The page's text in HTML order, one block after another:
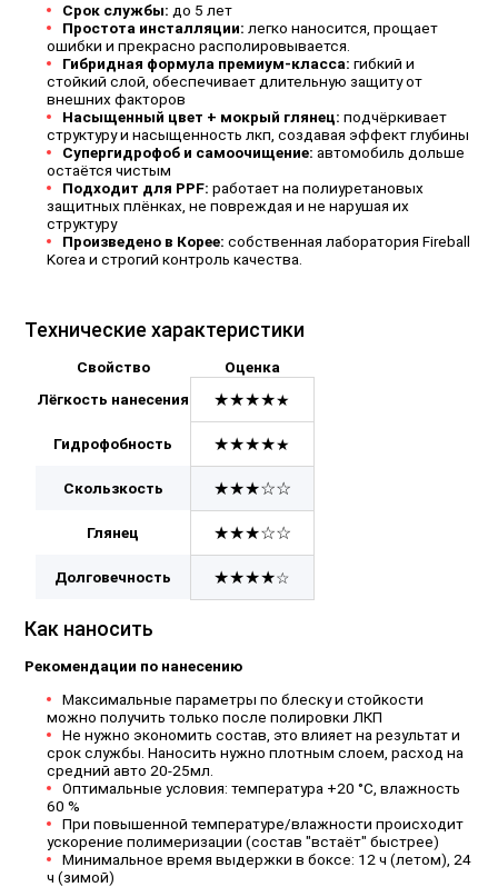
Срок службы: до 5 лет
Простота инсталляции: легко наносится, прощает
ошибки и прекрасно располировывается.
Гибридная формула премиум-класса:гибкий и
стойкий слой, обеспечивает длительную защиту от
внешних факторов
Насыщенный цвет + мокрый глянец:подчёркивает
структуру и насыщенность лкп, создавая эффект глубины
Супергидрофоб и самоочищение:автомобиль дольше
остаётся чистым
Подходит для PPF: работает на полиуретановых
защитных плёнках, не повреждая и не нарушая их
структуру
Произведено в Корее: собственная лаборатория Fireball
Korea и строгий контроль качества.
Технические характеристики
Свойство
Оценка
Лёгкость нанесения
★★★★★
Гидрофобность ★★★★★
Скользкость ★★★☆☆
Глянец ★★★☆☆
Долговечность ★★★★☆
Как наносить
Рекомендации по нанесению
Максимальные параметры по блеску и стойкости
можно получить только после полировки ЛКП
Не нужно экономить состав, это влияет на результат и
срок службы. Наносить нужно плотным слоем, расход на
средний авто 20-25мл.
Оптимальные условия: температура +20 °C, влажность
60 %
При повышенной температуре/влажности происходит
ускорение полимеризации (состав "встаёт" быстрее)
Минимальное время выдержки в боксе: 12 ч (летом), 24
ч (зимой)